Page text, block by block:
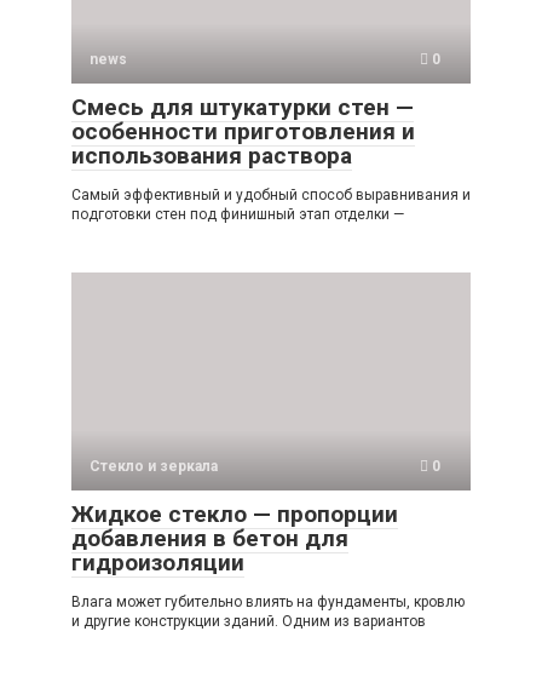
news 0
Смесь для штукатурки стен —
особенности приготовления и
использования раствора
Самый эффективный и удобный способ выравнивания и
подготовки стен под финишный этап отделки —
Стекло и зеркала 0
Жидкое стекло — пропорции
добавления в бетон для
гидроизоляции
Влага может губительно влиять на фундаменты, кровлю
и другие конструкции зданий. Одним из вариантов